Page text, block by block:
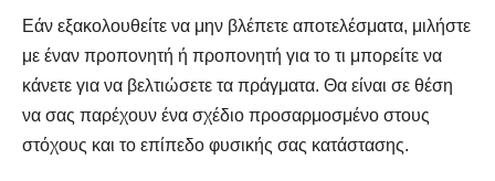
Εάν εξακολουθείτε να μην βλέπετε αποτελέσματα, μιλήστε
με έναν προπονητή ή προπονητή για το τι μπορείτε να
κάνετε για να βελτιώσετε τα πράγματα. Θα είναι σε θέση
να σας παρέχουν ένα σχέδιο προσαρμοσμένο στους
στόχους και το επίπεδο φυσικής σας κατάστασης.